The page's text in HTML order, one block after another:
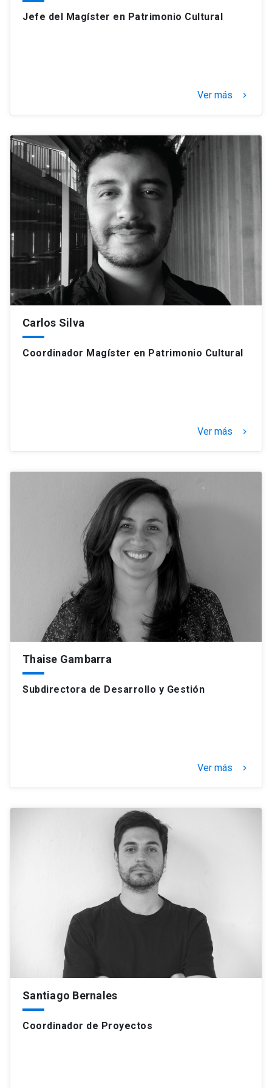
Jefe del Magíster en Patrimonio Cultural
Ver más keyboard_arrow_right
Carlos Silva
Coordinador Magíster en Patrimonio Cultural
Ver más keyboard_arrow_right
Thaise Gambarra
Subdirectora de Desarrollo y Gestión
Ver más keyboard_arrow_right
Santiago Bernales
Coordinador de Proyectos